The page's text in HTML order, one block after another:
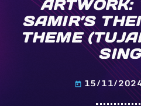
ARTWORK:
SAMIR’S
THEME
today 15/11/